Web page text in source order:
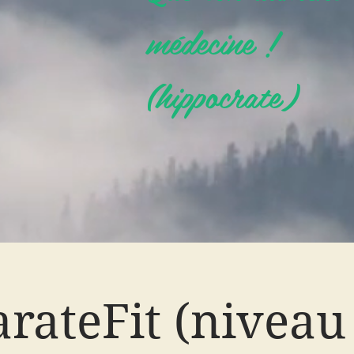
médecine !
(hippocrate)
(niveau